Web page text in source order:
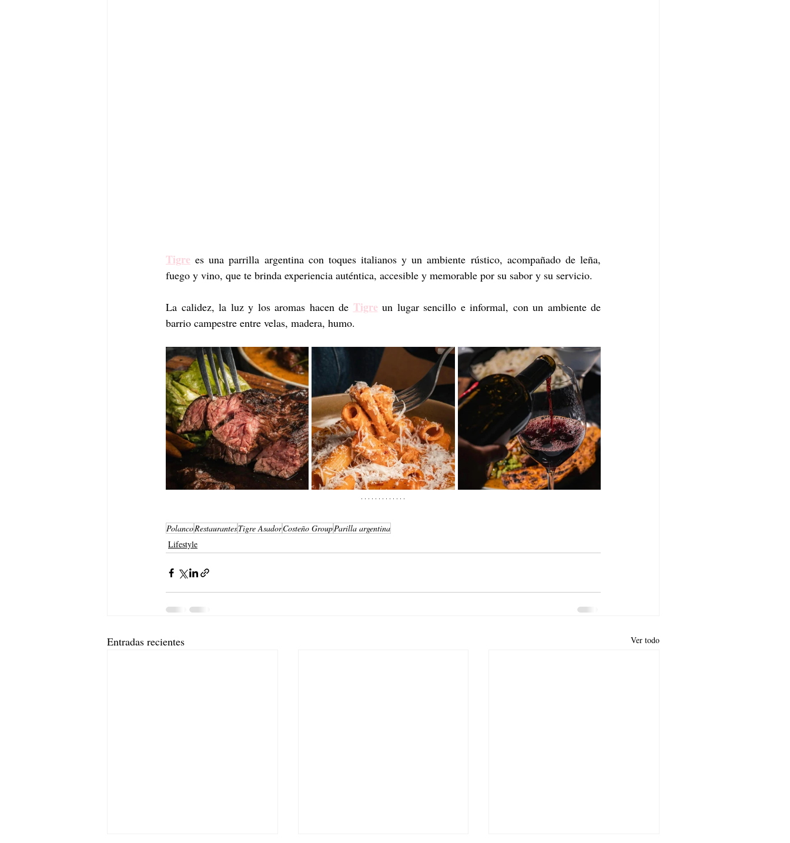
Tigre es una parrilla argentina con toques italianos y un ambiente rústico, acompañado de leña,
fuego y vino, que te brinda experiencia auténtica, accesible y memorable por su sabor y su servicio.
La calidez, la luz y los aromas hacen de Tigre un lugar sencillo e informal, con un ambiente de
barrio campestre entre velas, madera, humo.
PolancoRestaurantesTigre AsadorCosteño GroupParilla argentina
Lifestyle
Entradas recientes Ver todo